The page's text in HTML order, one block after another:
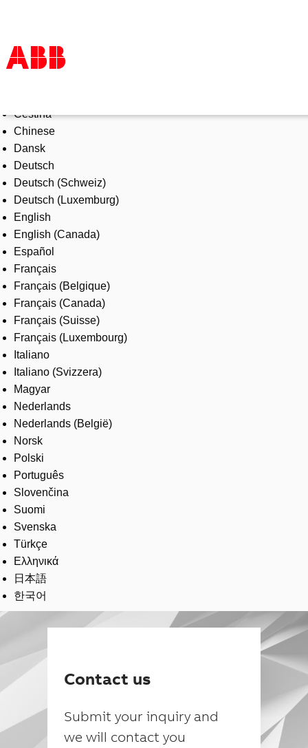
Products & Solutions
Industries
Services
About us
Where to buy
Contact us
Careers
Čeština
Chinese
Dansk
Deutsch
Deutsch (Schweiz)
Deutsch (Luxemburg)
English
English (Canada)
Español
Français
Français (Belgique)
Français (Canada)
Français (Suisse)
Français (Luxembourg)
Italiano
Italiano (Svizzera)
Magyar
Nederlands
Nederlands (België)
Norsk
Polski
Português
Slovenčina
Suomi
Svenska
Türkçe
Ελληνικά
日本語
한국어
Contact us
Submit your inquiry and
we will contact you